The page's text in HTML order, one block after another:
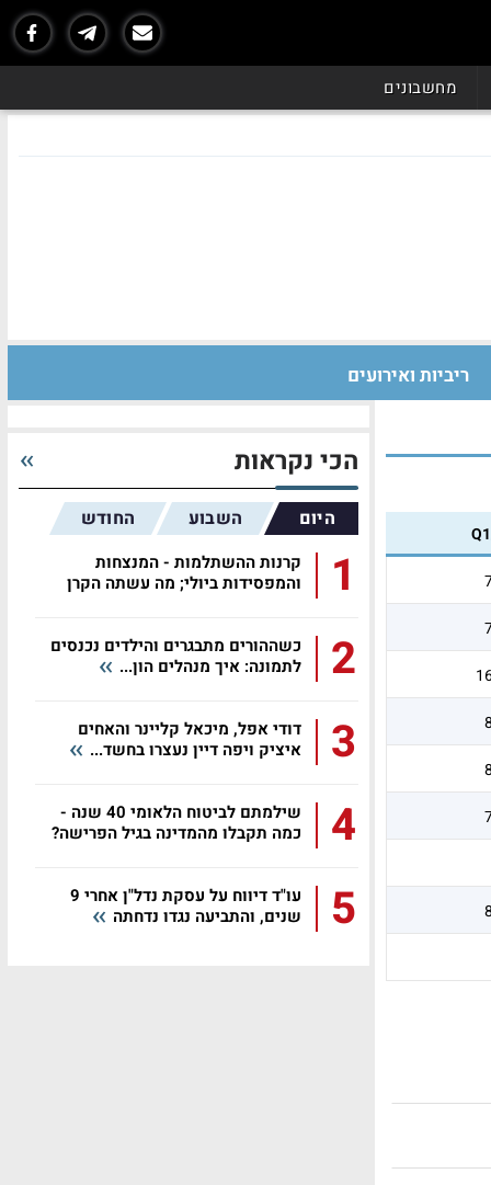
מחשבונים
ריביות ואירועים
הכי נקראות
היום השבוע החודש
1
קרנות ההשתלמות - המנצחות
והמפסידות ביולי; מה עשתה הקרן
2
כשההורים מתבגרים והילדים נכנסים
לתמונה: איך מנהלים הון...
3
דודי אפל, מיכאל קליינר והאחים
איציק ויפה דיין נעצרו בחשד...
4
שילמתם לביטוח הלאומי 40 שנה -
כמה תקבלו מהמדינה בגיל הפרישה?
5
עו"ד דיווח על עסקת נדל"ן אחרי 9
שנים, והתביעה נגדו נדחתה